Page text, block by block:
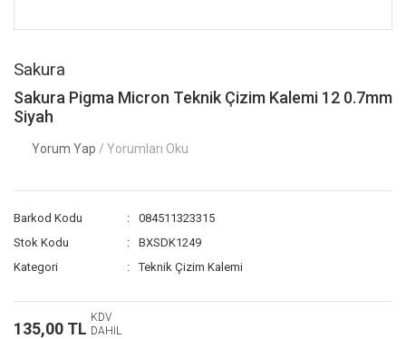
Sakura
Sakura Pigma Micron Teknik Çizim Kalemi 12 0.7mm
Siyah
Yorum Yap / Yorumları Oku
Barkod Kodu
084511323315
Stok Kodu
BXSDK1249
Kategori
Teknik Çizim Kalemi
135,00 TL
KDV
DAHİL